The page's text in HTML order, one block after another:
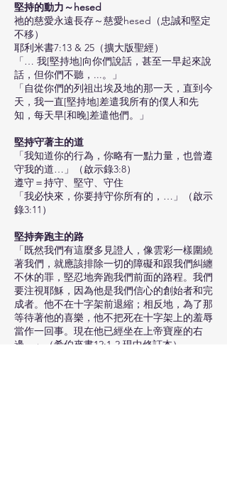
堅持的動力～hesed
祂的慈愛永遠長存～慈愛hesed（忠誠和堅定
不移）
耶利米書7:13 & 25（擴大版聖經）
「… 我[堅持地]向你們說話，甚至一早起來說
話，但你們不聽，...。」
「自從你們的列祖出埃及地的那一天，直到今
天，我一直[堅持地]差遣我所有的僕人和先
知，每天早[和晚]差遣他們。」
堅持守著主的道
「我知道你的行為，你略有一點力量，也曾遵
守我的道…」（啟示錄3:8）
遵守＝持守、堅守、守住
「我必快來，你要持守你所有的，…」（啟示
錄3:11）
堅持奔跑主的路
「既然我們有這麼多見證人，像雲彩一樣圍繞
著我們，就應該排除一切的障礙和跟我們糾纏
不休的罪，堅忍地奔跑我們前面的路程。我們
要注視耶穌，因為他是我們信心的創始者和完
成者。他不在十字架前退縮；相反地，為了那
等待著他的喜樂，他不把死在十字架上的羞辱
當作一回事。現在他已經坐在上帝寶座的右
邊。」（希伯來書12:1-2 現中修訂本）